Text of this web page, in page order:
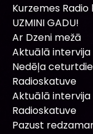
Kurzemes
UZMINI GADU!
Ar Dzeni mežā
Aktuālā intervija
Nedēļa
Radioskatuve
Aktuālā intervija
Radioskatuve
Pazust